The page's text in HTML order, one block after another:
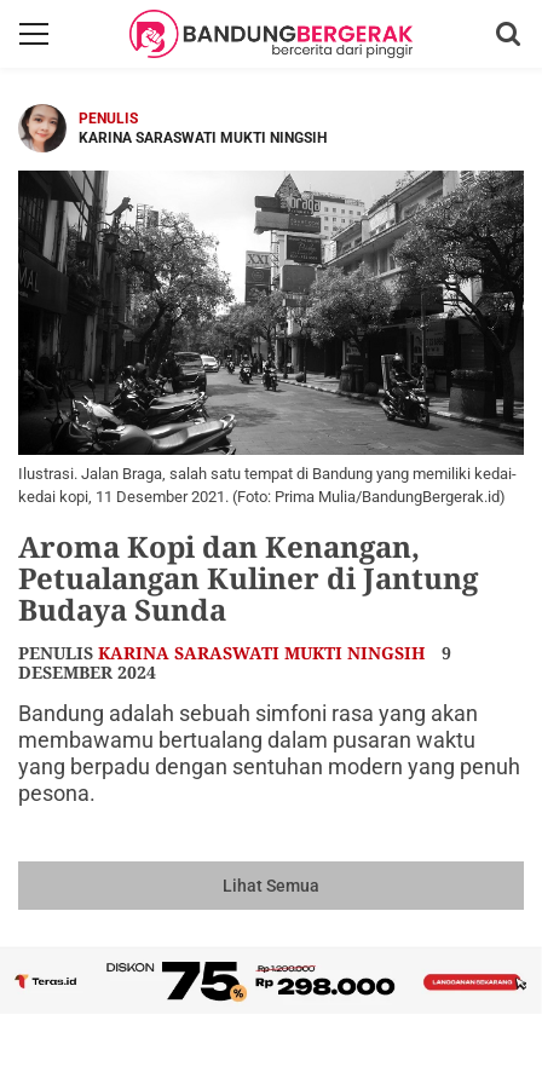
PENULIS
KARINA SARASWATI MUKTI NINGSIH
Ilustrasi. Jalan Braga, salah satu tempat di Bandung yang memiliki kedai-
kedai kopi, 11 Desember 2021. (Foto: Prima Mulia/BandungBergerak.id)
Aroma Kopi dan Kenangan,
Petualangan Kuliner di Jantung
Budaya Sunda
PENULIS KARINA SARASWATI MUKTI NINGSIH
9
DESEMBER 2024
Bandung adalah sebuah simfoni rasa yang akan
membawamu bertualang dalam pusaran waktu
yang berpadu dengan sentuhan modern yang penuh
pesona.
Lihat Semua